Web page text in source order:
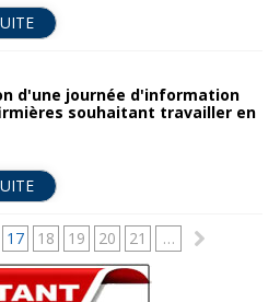
d'une journée d'information
souhaitant travailler en
17 18 19 20 21 …